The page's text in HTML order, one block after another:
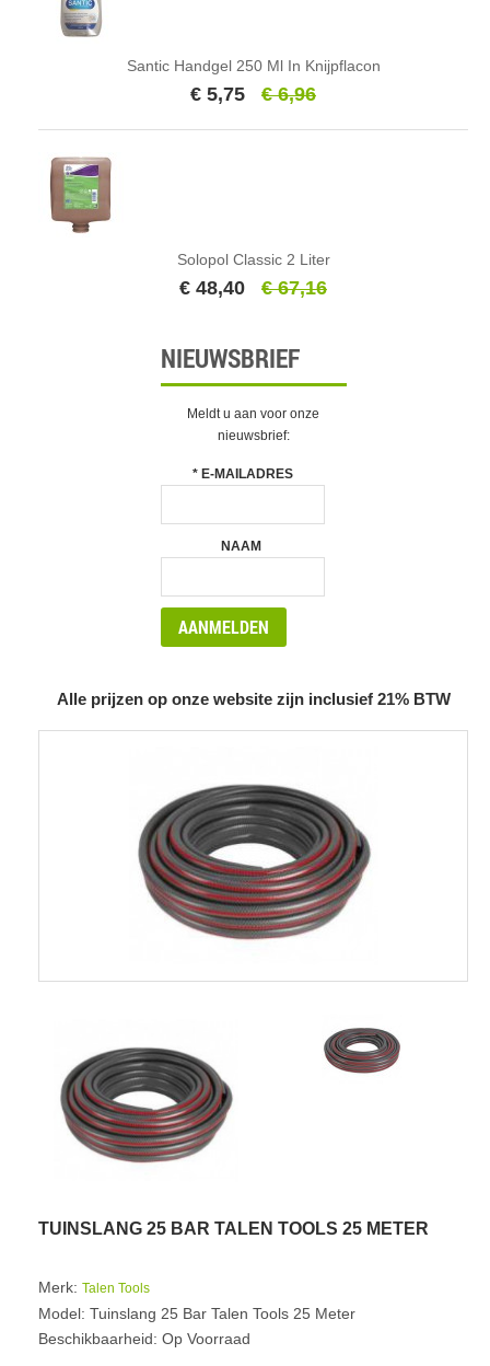
Santic Handgel 250 Ml In Knijpflacon
€ 5,75 € 6,96
Solopol Classic 2 Liter
€ 48,40 € 67,16
NIEUWSBRIEF
Meldt u aan voor onze
nieuwsbrief:
* E-MAILADRES
NAAM
AANMELDEN
Alle prijzen op onze website zijn inclusief 21% BTW
TUINSLANG 25 BAR TALEN TOOLS 25 METER
Merk: Talen Tools
Model: Tuinslang 25 Bar Talen Tools 25 Meter
Beschikbaarheid: Op Voorraad